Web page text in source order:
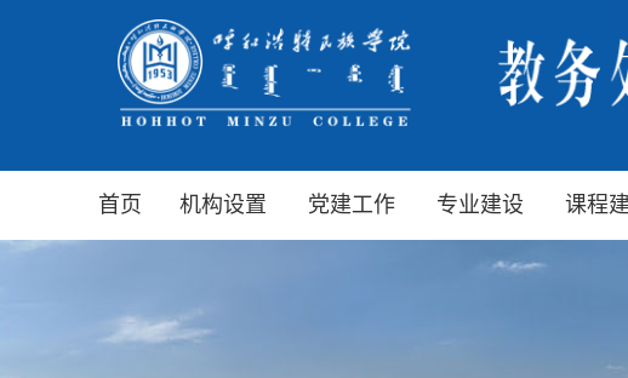
首页 机构设置 党建工作 专业建设 课程